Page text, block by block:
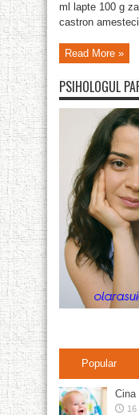
ml lapte 100 g
castron
Read More »
PSIHOLOGUL
Popular
Cina
16